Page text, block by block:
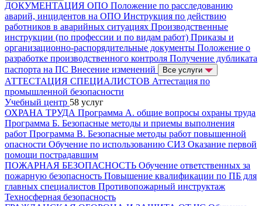
ДОКУМЕНТАЦИЯ ОПО Положение по расследованию
аварий, инцидентов на ОПО Инструкция по действию
работников в аварийных ситуациях Производственные
инструкции (по профессии и по видам работ) Приказы и
организационно-распорядительные документы Положение о
разработке производственного контроля Получение дубликата
паспорта на ПС Внесение изменений Все услуги
АТТЕСТАЦИЯ СПЕЦИАЛИСТОВ Аттестация по
промышленной безопасности
Учебный центр 58 услуг
ОХРАНА ТРУДА Программа А. общие вопросы охраны труда
Программа Б. Безопасные методы и приемы выполнения
работ Программа В. Безопасные методы работ повышенной
опасности Обучение по использованию СИЗ Оказание первой
помощи пострадавшим
ПОЖАРНАЯ БЕЗОПАСНОСТЬ Обучение ответственных за
пожарную безопасность Повышение квалификации по ПБ для
главных специалистов Противопожарный инструктаж
Техносферная безопасность